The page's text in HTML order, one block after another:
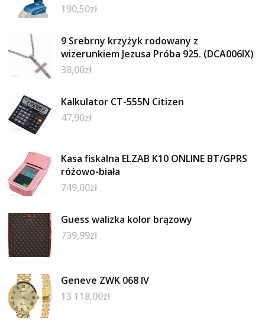
190,50zł
9 Srebrny krzyżyk rodowany z
wizerunkiem Jezusa Próba 925. (DCA006IX)
38,00zł
Kalkulator CT-555N Citizen
47,90zł
Kasa fiskalna ELZAB K10 ONLINE BT/GPRS
różowo-biała
749,00zł
Guess walizka kolor brązowy
739,99zł
Geneve ZWK 068 IV
13 118,00zł